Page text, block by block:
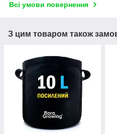
Всі умови повернення
З цим товаром також